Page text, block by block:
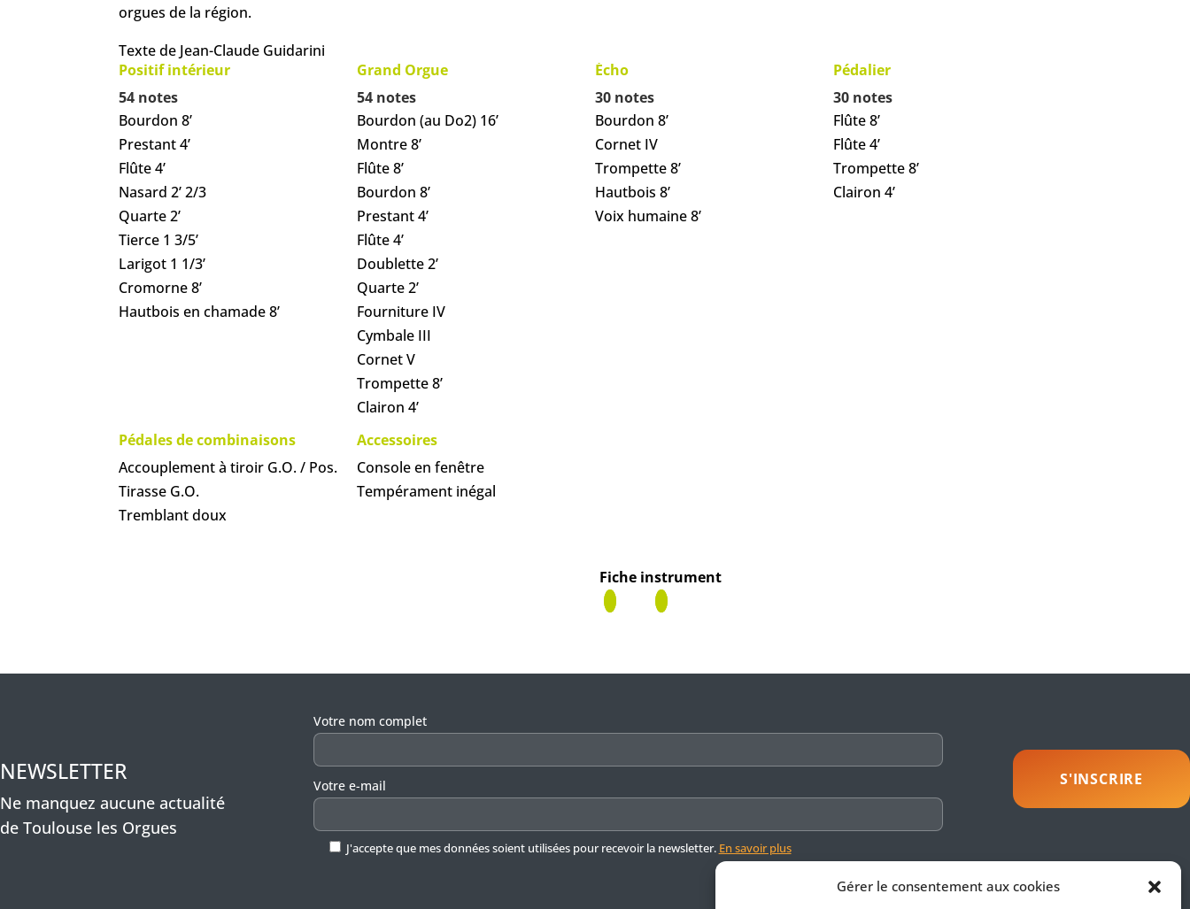
Gérer le consentement aux cookies
orgues de la région.
Texte de Jean-Claude Guidarini
Positif intérieur
54 notes
Bourdon 8’
Prestant 4’
Flûte 4’
Nasard 2’ 2/3
Quarte 2’
Tierce 1 3/5’
Larigot 1 1/3’
Cromorne 8’
Hautbois en chamade 8’
Grand Orgue
54 notes
Bourdon (au Do2) 16’
Montre 8’
Flûte 8’
Bourdon 8’
Prestant 4’
Flûte 4’
Doublette 2’
Quarte 2’
Fourniture IV
Cymbale III
Cornet V
Trompette 8’
Clairon 4’
Écho
30 notes
Bourdon 8’
Cornet IV
Trompette 8’
Hautbois 8’
Voix humaine 8’
Pédalier
30 notes
Flûte 8’
Flûte 4’
Trompette 8’
Clairon 4’
Pédales de combinaisons
Accouplement à tiroir G.O. / Pos.
Tirasse G.O.
Tremblant doux
Accessoires
Console en fenêtre
Tempérament inégal
Fiche instrument
NEWSLETTER
Ne manquez aucune actualité
de Toulouse les Orgues
Veuillez laisser ce champ vide.
Votre nom complet
Votre e-mail
J'accepte que mes données soient utilisées pour recevoir la newsletter. En savoir plus